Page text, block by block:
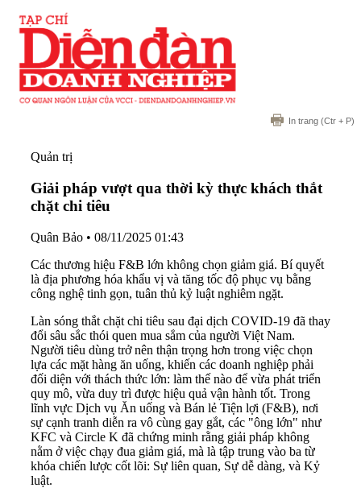
In trang (Ctr + P)
Quản trị
Giải pháp vượt qua thời kỳ thực khách thắt
chặt chi tiêu
Quân Bảo • 08/11/2025 01:43
Các thương hiệu F&B lớn không chọn giảm giá. Bí quyết
là địa phương hóa khẩu vị và tăng tốc độ phục vụ bằng
công nghệ tinh gọn, tuân thủ kỷ luật nghiêm ngặt.
Làn sóng thắt chặt chi tiêu sau đại dịch COVID-19 đã thay
đổi sâu sắc thói quen mua sắm của người Việt Nam.
Người tiêu dùng trở nên thận trọng hơn trong việc chọn
lựa các mặt hàng ăn uống, khiến các doanh nghiệp phải
đối diện với thách thức lớn: làm thế nào để vừa phát triển
quy mô, vừa duy trì được hiệu quả vận hành tốt. Trong
lĩnh vực Dịch vụ Ăn uống và Bán lẻ Tiện lợi (F&B), nơi
sự cạnh tranh diễn ra vô cùng gay gắt, các "ông lớn" như
KFC và Circle K đã chứng minh rằng giải pháp không
nằm ở việc chạy đua giảm giá, mà là tập trung vào ba từ
khóa chiến lược cốt lõi: Sự liên quan, Sự dễ dàng, và Kỷ
luật.